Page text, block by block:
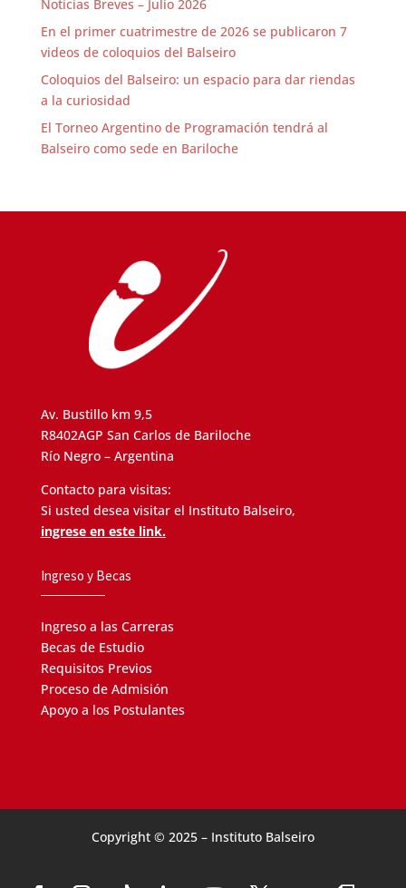
Noticias Breves – Julio 2026
En el primer cuatrimestre de 2026 se publicaron 7
videos de coloquios del Balseiro
Coloquios del Balseiro: un espacio para dar riendas
a la curiosidad
El Torneo Argentino de Programación tendrá al
Balseiro como sede en Bariloche
Av. Bustillo km 9,5
R8402AGP San Carlos de Bariloche
Río Negro – Argentina
Contacto para visitas:
Si usted desea visitar el Instituto Balseiro,
ingrese en este link.
Ingreso y Becas
Ingreso a las Carreras
Becas de Estudio
Requisitos Previos
Proceso de Admisión
Apoyo a los Postulantes
Copyright © 2025 – Instituto Balseiro